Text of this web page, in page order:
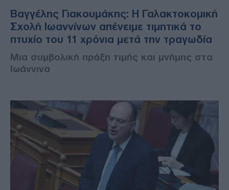
Βαγγέλης Γιακουμάκης: Η Γαλακτοκομική
Σχολή Ιωαννίνων απένειμε τιμητικά το
πτυχίο του 11 χρόνια μετά την τραγωδία
Μια συμβολική πράξη τιμής και μνήμης στα
Ιωάννινα